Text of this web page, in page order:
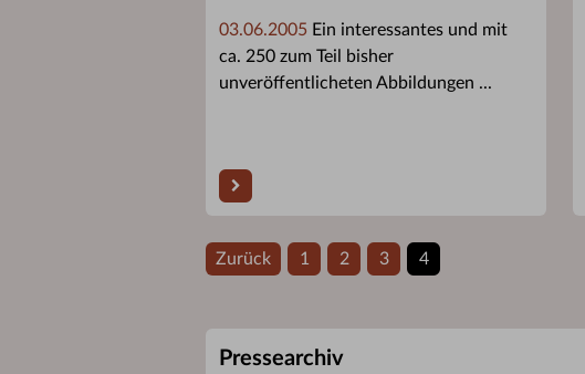
03.06.2005 Ein interessantes und mit
ca. 250 zum Teil bisher
unveröffentlicheten Abbildungen ...
Zurück 1 2 3 4
Pressearchiv